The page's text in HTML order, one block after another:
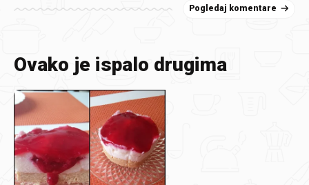
Pogledaj komentare
Ovako je ispalo drugima